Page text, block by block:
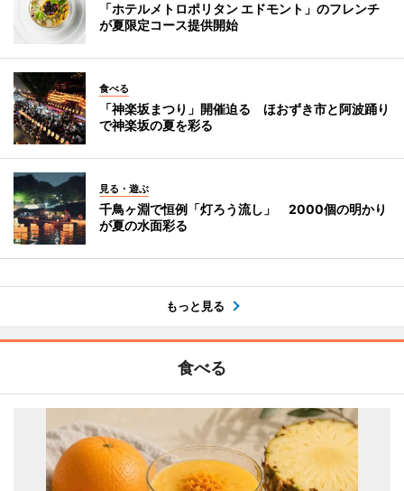
「ホテルメトロポリタン エドモント」のフレンチ
が夏限定コース提供開始
食べる
「神楽坂まつり」開催迫る ほおずき市と阿波踊り
で神楽坂の夏を彩る
見る・遊ぶ
千鳥ヶ淵で恒例「灯ろう流し」 2000個の明かり
が夏の水面彩る
もっと見る
食べる